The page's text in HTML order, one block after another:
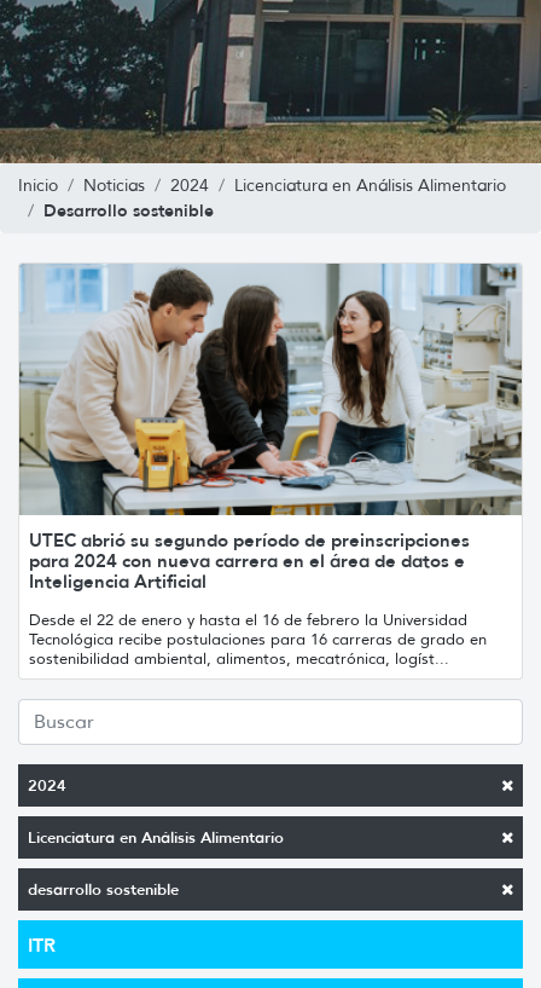
Inicio Noticias 2024 Licenciatura en Análisis Alimentario
Desarrollo sostenible
2024
Licenciatura en Análisis Alimentario
desarrollo sostenible
ITR
UTEC abrió su segundo período de preinscripciones
para 2024 con nueva carrera en el área de datos e
Inteligencia Artificial
Desde el 22 de enero y hasta el 16 de febrero la Universidad
Tecnológica recibe postulaciones para 16 carreras de grado en
sostenibilidad ambiental, alimentos, mecatrónica, logíst...